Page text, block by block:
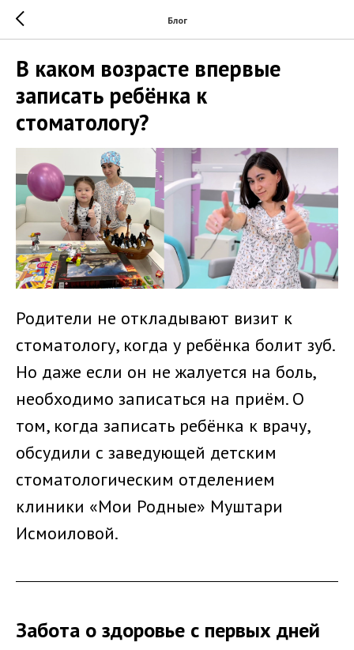
Блог
В каком возрасте впервые
записать ребёнка к
стоматологу?
Родители не откладывают визит к
стоматологу, когда у ребёнка болит зуб.
Но даже если он не жалуется на боль,
необходимо записаться на приём. О
том, когда записать ребёнка к врачу,
обсудили с заведующей детским
стоматологическим отделением
клиники «Мои Родные» Муштари
Исмоиловой.
Забота о здоровье с первых дней